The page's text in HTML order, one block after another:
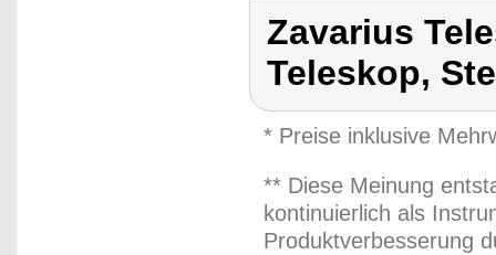
Zavarius
Teleskop,
* Preise inklusive
** Diese Meinung
kontinuierlich als
Produktverbesserung